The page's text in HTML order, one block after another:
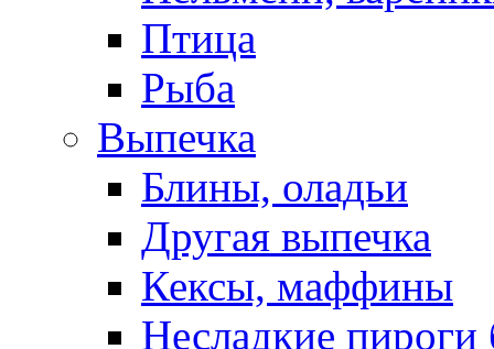
Птица
Рыба
Выпечка
Блины, оладьи
Другая выпечка
Кексы, маффины
Несладкие пироги